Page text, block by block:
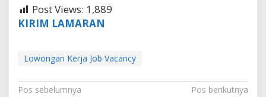
Post Views: 1,889
KIRIM LAMARAN
Lowongan Kerja Job Vacancy
N
Pos sebelumnya
Pos berikutnya